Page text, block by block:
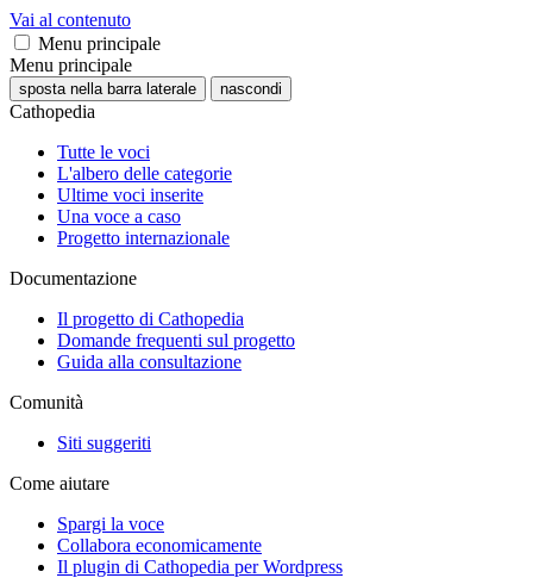
Vai al contenuto
Menu principale
Menu principale
sposta nella barra laterale nascondi
Cathopedia
Tutte le voci
L'albero delle categorie
Ultime voci inserite
Una voce a caso
Progetto internazionale
Documentazione
Il progetto di Cathopedia
Domande frequenti sul progetto
Guida alla consultazione
Comunità
Siti suggeriti
Come aiutare
Spargi la voce
Collabora economicamente
Il plugin di Cathopedia per Wordpress